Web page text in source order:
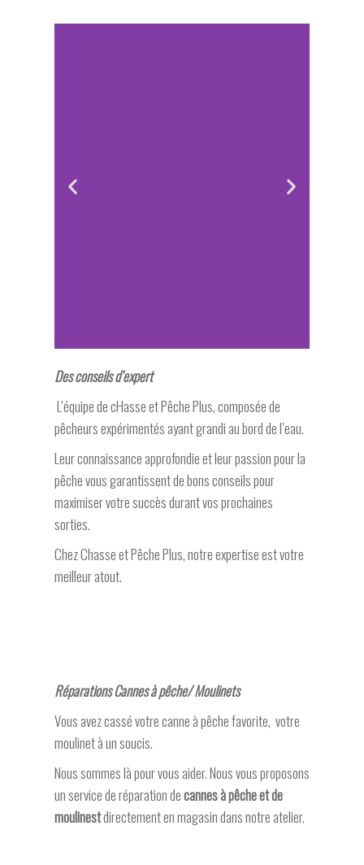
Des conseils d’expert
L’équipe de cHasse et Pêche Plus, composée de
pêcheurs expérimentés ayant grandi au bord de l’eau.
Leur connaissance approfondie et leur passion pour la
pêche vous garantissent de bons conseils pour
maximiser votre succès durant vos prochaines
sorties.
Chez Chasse et Pêche Plus, notre expertise est votre
meilleur atout.
Réparations Cannes à pêche/ Moulinets
Vous avez cassé votre canne à pêche favorite, votre
moulinet à un soucis.
Nous sommes là pour vous aider. Nous vous proposons
un service de réparation decannes à pêche et de
moulinestdirectement en magasin dans notre atelier.